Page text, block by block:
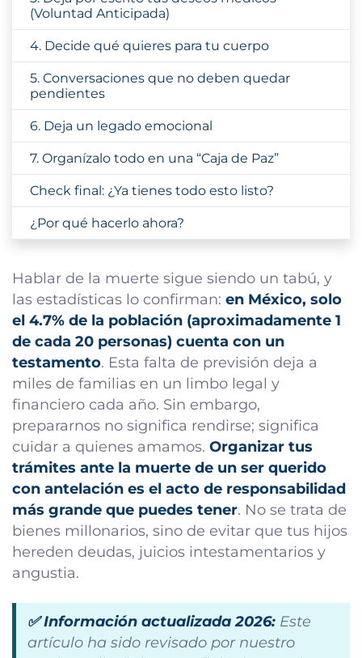
(Voluntad Anticipada)
4. Decide qué quieres para tu cuerpo
5. Conversaciones que no deben quedar
pendientes
6. Deja un legado emocional
7. Organízalo todo en una “Caja de Paz”
Check final: ¿Ya tienes todo esto listo?
¿Por qué hacerlo ahora?
Hablar de la muerte sigue siendo un tabú, y
las estadísticas lo confirman: en México, solo
el 4.7% de la población (aproximadamente 1
de cada 20 personas) cuenta con un
testamento. Esta falta de previsión deja a
miles de familias en un limbo legal y
financiero cada año. Sin embargo,
prepararnos no significa rendirse; significa
cuidar a quienes amamos. Organizar tus
trámites ante la muerte de un ser querido
con antelación es el acto de responsabilidad
más grande que puedes tener. No se trata de
bienes millonarios, sino de evitar que tus hijos
hereden deudas, juicios intestamentarios y
angustia.
✅ Información actualizada 2026: Este
artículo ha sido revisado por nuestro